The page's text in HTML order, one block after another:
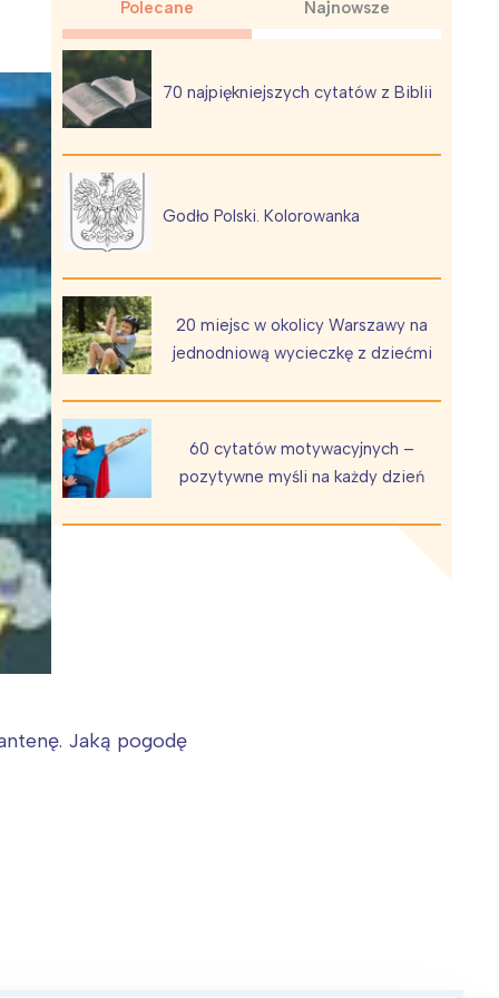
Polecane Najnowsze
70 najpiękniejszych cytatów z Biblii
Godło Polski. Kolorowanka
20 miejsc w okolicy Warszawy na
jednodniową wycieczkę z dziećmi
60 cytatów motywacyjnych –
pozytywne myśli na każdy dzień
Jaką pogodę